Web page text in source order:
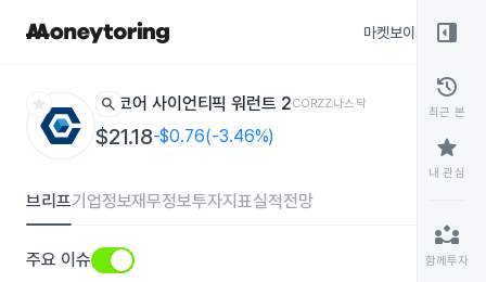
마켓보이스
star search 코어 사이언티픽 워런트 2CORZZ나스닥
$21.18-$0.76(-3.46%)
브리프기업정보재무정보투자지표실적전망
주요 이슈
right_panel_open
history
최근 본
star
내 관심
partner_exchange
함께투자